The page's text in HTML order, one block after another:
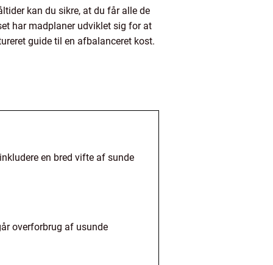
kan du sikre, at du får alle de
har madplaner udviklet sig for at
guide til en afbalanceret kost.
en bred vifte af sunde
overforbrug af usunde